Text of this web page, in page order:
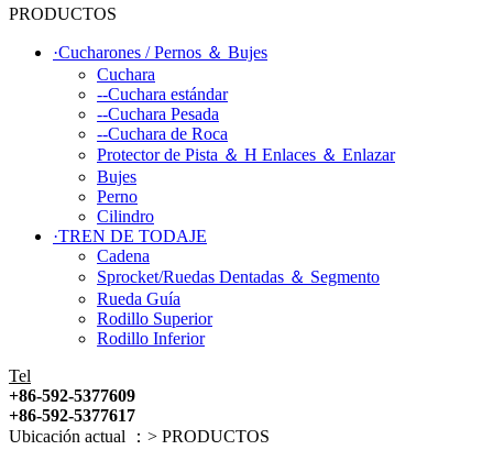
PRODUCTOS
·Cucharones / Pernos ＆ Bujes
Cuchara
--Cuchara estándar
--Cuchara Pesada
--Cuchara de Roca
Protector de Pista ＆ H Enlaces ＆ Enlazar
Bujes
Perno
Cilindro
·TREN DE TODAJE
Cadena
Sprocket/Ruedas Dentadas ＆ Segmento
Rueda Guía
Rodillo Superior
Rodillo Inferior
Tel
+86-592-5377609
+86-592-5377617
Ubicación actual ： > PRODUCTOS